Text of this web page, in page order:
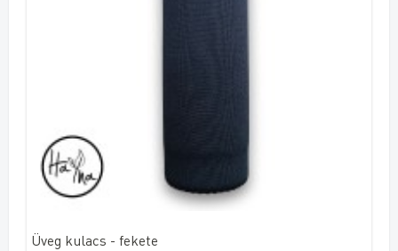
Üveg kulacs - fekete